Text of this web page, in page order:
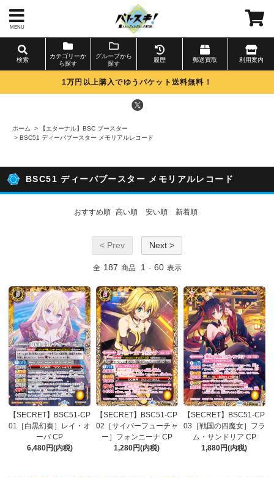
MENU
検索
カテゴリーか
ら探す
グループから
探す
履歴 郵送買取 利用案内
1万円以上購入でゆうパケット送料無料！
ホーム >
【エターナル】BSC ブースター
> BSC51 ディーバブースター メモリアルレコード
BSC51 ディーバブースター メモリアルレコード
おすすめ順 高い順 安い順 新着順
< Prev Next >
全 187 商品 1 - 60 表示
【SECRET】BSC51-CP
01［白黒幻奏］レイ・オ
ーバ CP
6,480円(内税)
【SECRET】BSC51-CP
02［サイバーフューチャ
ー］フォンニーナ CP
1,280円(内税)
【SECRET】BSC51-CP
03［戦国の四魔女］フラ
ム・サンドリア CP
1,880円(内税)